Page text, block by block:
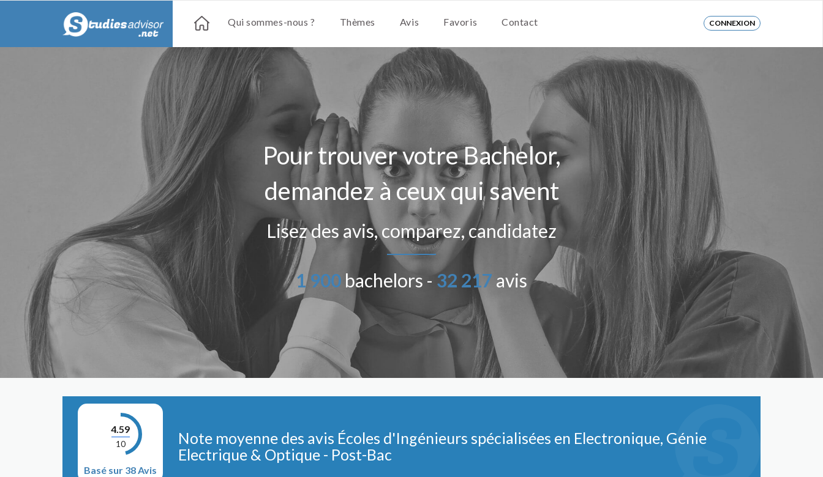
Qui sommes-nous ? Thèmes Avis Favoris Contact CONNEXION
Pour trouver votre Bachelor,
demandez à ceux qui savent
Lisez des avis, comparez, candidatez
1 900 bachelors -32 217 avis
4.59
10
Basé sur 38 Avis
Note moyenne des avis Écoles d'Ingénieurs spécialisées en Electronique, Génie
Electrique & Optique - Post-Bac